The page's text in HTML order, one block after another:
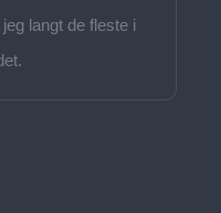
langt de fleste i